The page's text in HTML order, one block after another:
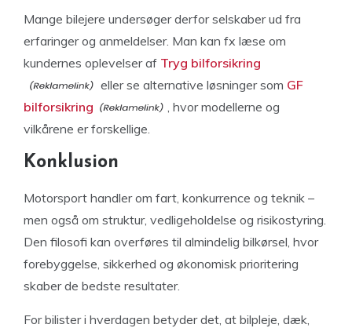
Mange bilejere undersøger derfor selskaber ud fra
erfaringer og anmeldelser. Man kan fx læse om
kundernes oplevelser af Tryg bilforsikring
eller se alternative løsninger som GF
bilforsikring
, hvor modellerne og
vilkårene er forskellige.
Konklusion
Motorsport handler om fart, konkurrence og teknik –
men også om struktur, vedligeholdelse og risikostyring.
Den filosofi kan overføres til almindelig bilkørsel, hvor
forebyggelse, sikkerhed og økonomisk prioritering
skaber de bedste resultater.
For bilister i hverdagen betyder det, at bilpleje, dæk,